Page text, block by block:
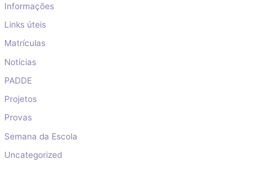
Informações
Links úteis
Matrículas
Notícias
PADDE
Projetos
Provas
Semana da Escola
Uncategorized